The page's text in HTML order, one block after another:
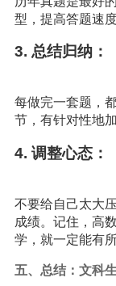
型，提高答题速度
3. 总结归纳：
每做完一套题，
节，有针对性地加
4. 调整心态：
不要给自己太大
成绩。记住，高
学，就一定能有所
五、总结：文科